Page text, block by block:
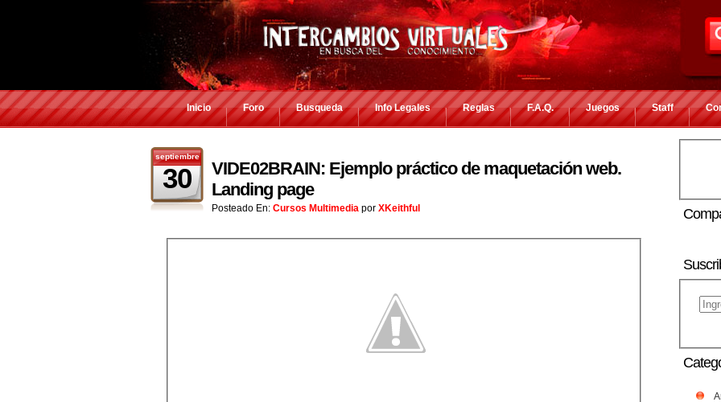
Inicio Foro Busqueda Info Legales Reglas F.A.Q. Juegos Staff
septiembre
30
VIDE02BRAIN: Ejemplo práctico de maquetación web.
Landing page
Posteado En: Cursos Multimedia por XKeithful